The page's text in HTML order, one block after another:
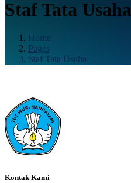
Staf Tata Usaha
Home
Pages
Staf Tata Usaha
Kontak Kami